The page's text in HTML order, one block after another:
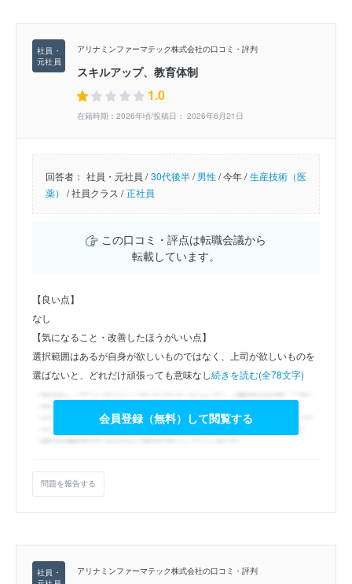
アリナミンファーマテック株式会社の口コミ・評判
スキルアップ、教育体制
1.0
在籍時期：2026年頃/投稿日： 2026年6月21日
回答者： 社員・元社員 / 30代後半/男性/今年 / 生産技術（医
薬） /社員クラス / 正社員
この口コミ・評点は転職会議から
転載しています。
【良い点】
なし
【気になること・改善したほうがいい点】
選択範囲はあるが自身が欲しいものではなく、上司が欲しいものを
選ばないと、どれだけ頑張っても意味なし続きを読む(全78文字)
会員登録（無料）して閲覧する
問題を報告する
アリナミンファーマテック株式会社の口コミ・評判